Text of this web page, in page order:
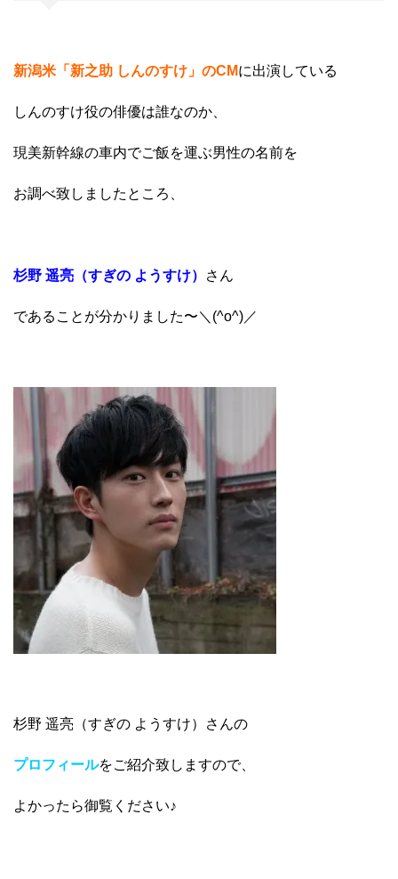
新潟米「新之助 しんのすけ」のCMに出演している
しんのすけ役の俳優は誰なのか、
現美新幹線の車内でご飯を運ぶ男性の名前を
お調べ致しましたところ、
杉野 遥亮（すぎの ようすけ） さん
であることが分かりました〜＼(^o^)／
杉野 遥亮（すぎの ようすけ）さんの
プロフィールをご紹介致しますので、
よかったら御覧ください♪